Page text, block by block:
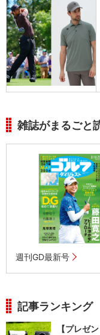
雑誌がまるごと
週刊GD最新号
記事ランキング
【プレゼ